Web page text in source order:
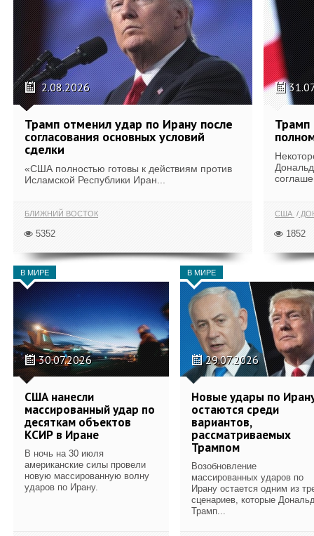
2.08.2026
Трамп отменил удар по Ирану после
согласования основных условий
сделки
«США полностью готовы к действиям против
Исламской Республики Иран...
БЛИЖНИЙ ВОСТОК
5352
Трамп
США
1852
В МИРЕ
30.07.2026
США нанесли
массированный удар по
десяткам объектов
КСИР в Иране
В ночь на 30 июля
американские силы провели
новую массированную волну
ударов по Ирану.
В МИРЕ
29.07.2026
Новые удары по
остаются среди
вариантов,
рассматриваемых
Трампом
Возобновление
массированных ударов по
Ирану остается одним из
сценариев, которые
Трамп...